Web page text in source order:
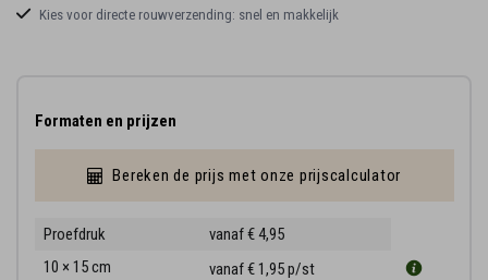
Kies voor directe rouwverzending: snel en makkelijk
Formaten en prijzen
Bereken de prijs met onze prijscalculator
Proefdruk
vanaf € 4,95
10 × 15 cm
vanaf € 1,95p/st